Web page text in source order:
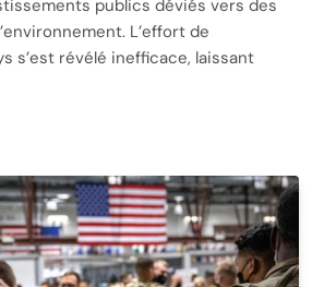
publics déviés vers des
L’effort de
s’est révélé inefficace, laissant